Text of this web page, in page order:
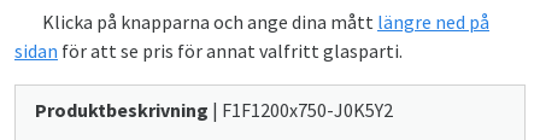
Klicka på knapparna och ange dina mått längre ned på
sidan för att se pris för annat valfritt glasparti.
Produktbeskrivning | F1F1200x750-J0K5Y2